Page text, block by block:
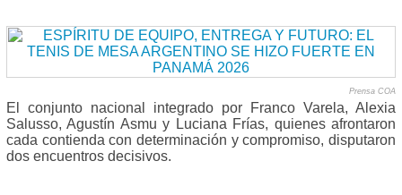
Prensa COA
El conjunto nacional integrado por Franco Varela, Alexia
Salusso, Agustín Asmu y Luciana Frías, quienes afrontaron
cada contienda con determinación y compromiso, disputaron
dos encuentros decisivos.